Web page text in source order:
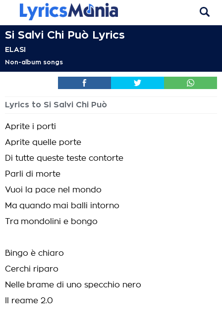
Si Salvi Chi Può Lyrics
ELASI
Non-album songs
Lyrics to Si Salvi Chi Può
Aprite i porti
Aprite quelle porte
Di tutte queste teste contorte
Parli di morte
Vuoi la pace nel mondo
Ma quando mai balli intorno
Tra mondolini e bongo
Bingo è chiaro
Cerchi riparo
Nelle brame di uno specchio nero
Il reame 2.0